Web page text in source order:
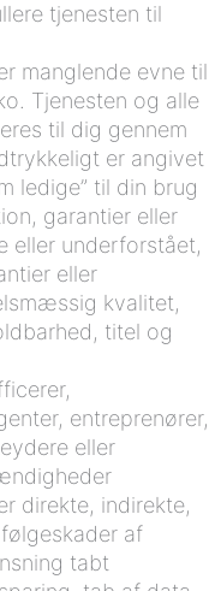
tjenesten til
manglende evne til
Tjenesten og alle
til dig gennem
er angivet
ledige” til din brug
garantier eller
eller underforstået,
eller
kvalitet,
titel og
entreprenører,
eller
direkte, indirekte,
af
tabt